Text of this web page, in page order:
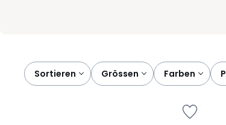
Sortieren grössen farben